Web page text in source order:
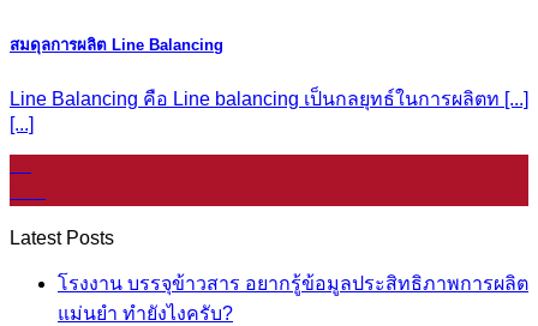
สมดุลการผลิต Line Balancing
Line Balancing คือ Line balancing เป็นกลยุทธ์ในการผลิตท [...]
[...]
Latest Posts
โรงงาน บรรจุข้าวสาร อยากรู้ข้อมูลประสิทธิภาพการผลิต
แม่นยำ ทำยังไงครับ?